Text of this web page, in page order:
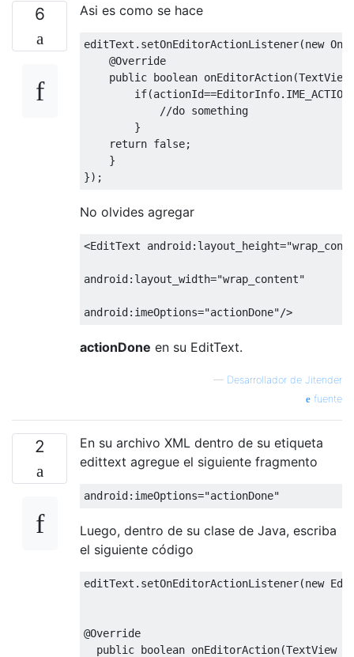
6 Asi es como se hace
editText . setOnEditorActionListener(new
@Override
public boolean onEditorAction(TextView
if(actionId==EditorInfo.
//do something
}
return false;
}
});
No olvides agregar
<EditText android:layout_height=
android:layout_width="wrap_content"
android:imeOptions="actionDone"/>
actionDone en su EditText.
— Desarrollador de Jitender
fuente
2
En su archivo XML dentro de su etiqueta
edittext agregue el siguiente fragmento
android: imeOptions="actionDone"
Luego, dentro de su clase de Java, escriba
el siguiente código
editText . setOnEditorActionListener(new
@Override
public boolean onEditorAction(TextView v